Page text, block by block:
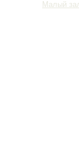
Малый